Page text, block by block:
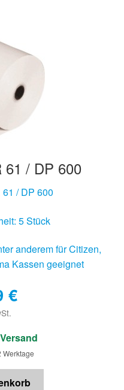
61 / DP 600
/ DP 600
5 Stück
anderem für Citizen,
Kassen geeignet
€
€
Werktage